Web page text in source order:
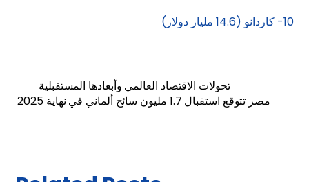
10- كاردانو (14.6 مليار دولار)
تحولات الاقتصاد العالمي وأبعادها المستقبلية
مصر تتوقع استقبال 1.7 مليون سائح ألماني في نهاية 2025